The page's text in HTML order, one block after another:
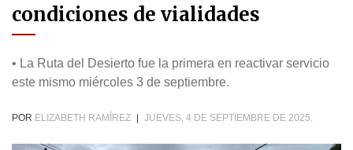
condiciones de vialidades
• La Ruta del Desierto fue la primera en reactivar servicio
este mismo miércoles 3 de septiembre.
POR ELIZABETH RAMÍREZ JUEVES, 4 DE SEPTIEMBRE DE 2025.